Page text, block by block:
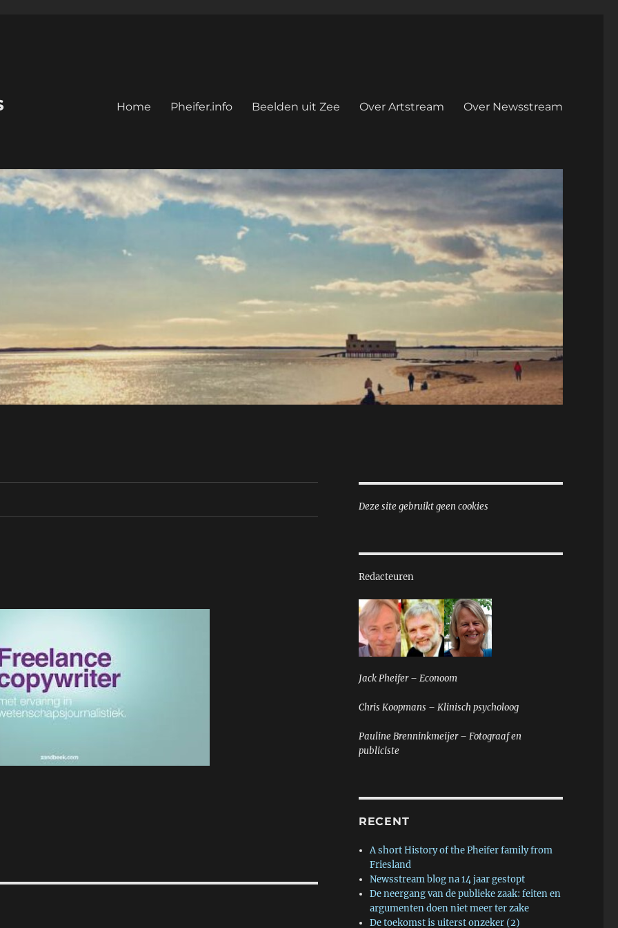
Home Pheifer.info Beelden uit Zee Over Artstream Over Newsstream
Deze site gebruikt geen cookies
Redacteuren
Jack Pheifer – Econoom
Chris Koopmans – Klinisch psycholoog
Pauline Brenninkmeijer – Fotograaf en
publiciste
RECENT
A short History of the Pheifer family from
Friesland
Newsstream blog na 14 jaar gestopt
De neergang van de publieke zaak: feiten en
argumenten doen niet meer ter zake
De toekomst is uiterst onzeker (2)